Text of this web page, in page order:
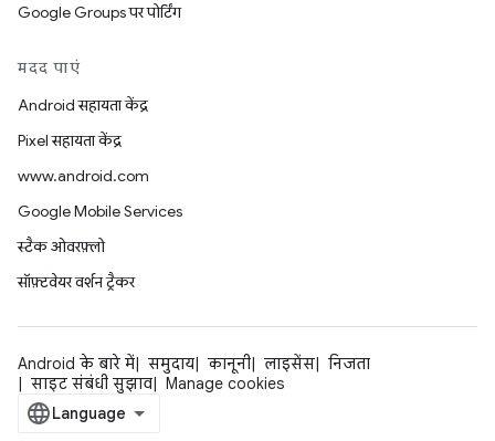
Google Groups पर पोर्टिंग
मदद पाएं
Android सहायता केंद्र
Pixel सहायता केंद्र
www.android.com
Google Mobile Services
स्टैक ओवरफ़्लो
सॉफ़्टवेयर वर्शन ट्रैकर
Android के बारे में समुदाय कानूनी लाइसेंस
निजता
साइट संबंधी सुझाव
Manage cookies